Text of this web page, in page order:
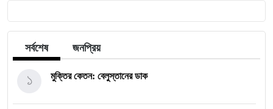
সর্বশেষ জনপ্রিয়
মুক্তির কেতন: বেলুস্তানের ডাক
১